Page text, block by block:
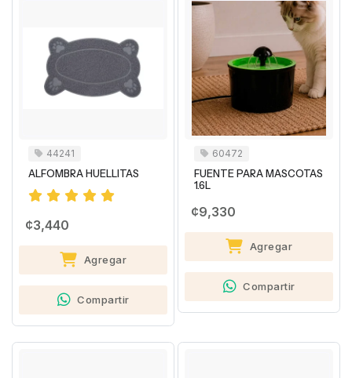
44241
ALFOMBRA HUELLITAS
¢3,440
Agregar
Compartir
60472
FUENTE PARA MASCOTAS
1.6L
¢9,330
Agregar
Compartir